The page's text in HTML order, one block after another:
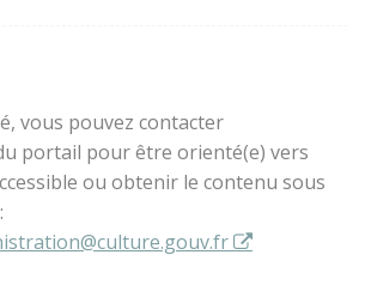
vous pouvez contacter
portail pour être orienté(e) vers
ou obtenir le contenu sous